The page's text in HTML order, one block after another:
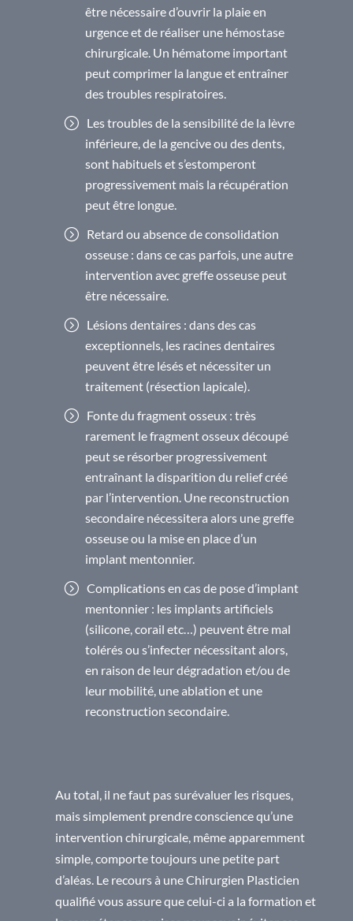
être nécessaire d’ouvrir la plaie en
urgence et de réaliser une hémostase
chirurgicale. Un hématome important
peut comprimer la langue et entraîner
des troubles respiratoires.
Les troubles de la sensibilité de la lèvre
inférieure, de la gencive ou des dents,
sont habituels et s’estomperont
progressivement mais la récupération
peut être longue.
Retard ou absence de consolidation
osseuse : dans ce cas parfois, une autre
intervention avec greffe osseuse peut
être nécessaire.
Lésions dentaires : dans des cas
exceptionnels, les racines dentaires
peuvent être lésés et nécessiter un
traitement (résection lapicale).
Fonte du fragment osseux : très
rarement le fragment osseux découpé
peut se résorber progressivement
entraînant la disparition du relief créé
par l’intervention. Une reconstruction
secondaire nécessitera alors une greffe
osseuse ou la mise en place d’un
implant mentonnier.
Complications en cas de pose d’implant
mentonnier : les implants artificiels
(silicone, corail etc…) peuvent être mal
tolérés ou s’infecter nécessitant alors,
en raison de leur dégradation et/ou de
leur mobilité, une ablation et une
reconstruction secondaire.
Au total, il ne faut pas surévaluer les risques,
mais simplement prendre conscience qu’une
intervention chirurgicale, même apparemment
simple, comporte toujours une petite part
d’aléas. Le recours à une Chirurgien Plasticien
qualifié vous assure que celui-ci a la formation et